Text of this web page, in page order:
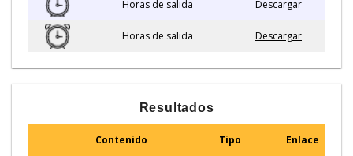
Horas de salida Descargar
Horas de salida Descargar
Resultados
Contenido Tipo
Enlace